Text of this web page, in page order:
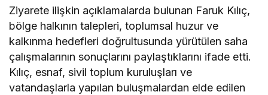
Ziyarete ilişkin açıklamalarda bulunan Faruk Kılıç,
bölge halkının talepleri, toplumsal huzur ve
kalkınma hedefleri doğrultusunda yürütülen saha
çalışmalarının sonuçlarını paylaştıklarını ifade etti.
Kılıç, esnaf, sivil toplum kuruluşları ve
vatandaşlarla yapılan buluşmalardan elde edilen